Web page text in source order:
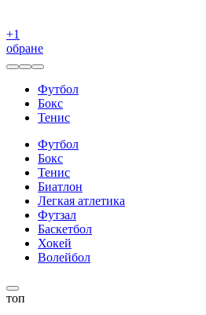
+1
обране
Футбол
Бокс
Тенис
Футбол
Бокс
Тенис
Биатлон
Легкая атлетика
Футзал
Баскетбол
Хокей
Волейбол
топ